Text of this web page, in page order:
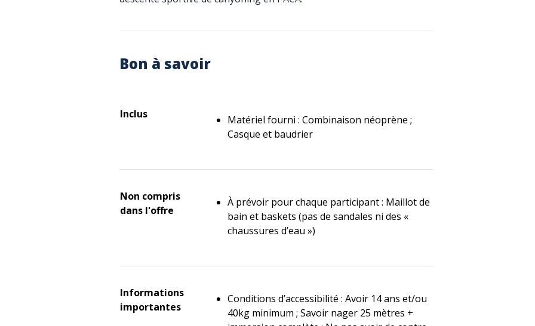
Bon à savoir
Inclus
Matériel fourni : Combinaison néoprène ;
Casque et baudrier
Non compris
dans l'offre
À prévoir pour chaque participant : Maillot de
bain et baskets (pas de sandales ni des «
chaussures d’eau »)
Informations
importantes
Conditions d’accessibilité : Avoir 14 ans et/ou
40kg minimum ; Savoir nager 25 mètres +